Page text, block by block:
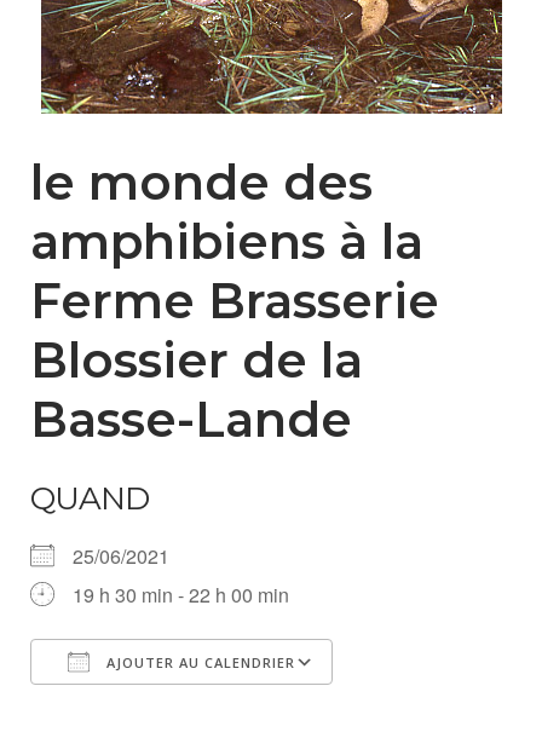
le monde des
amphibiens à la
Ferme Brasserie
Blossier de la
Basse-Lande
QUAND
25/06/2021
19 h 30 min - 22 h 00 min
AJOUTER AU CALENDRIER